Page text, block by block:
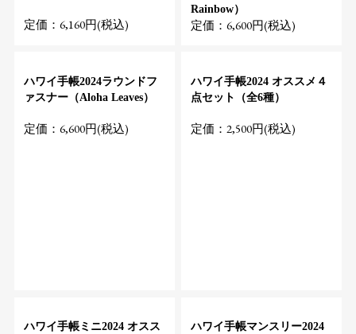
定価：6,160円(税込)
Rainbow）
定価：6,600円(税込)
ハワイ手帳2024ラウンドフ
ァスナー（Aloha Leaves）
定価：6,600円(税込)
ハワイ手帳2024 オススメ４
点セット（全6種）
定価：2,500円(税込)
ハワイ手帳ミニ2024 オスス
ハワイ手帳マンスリー2024